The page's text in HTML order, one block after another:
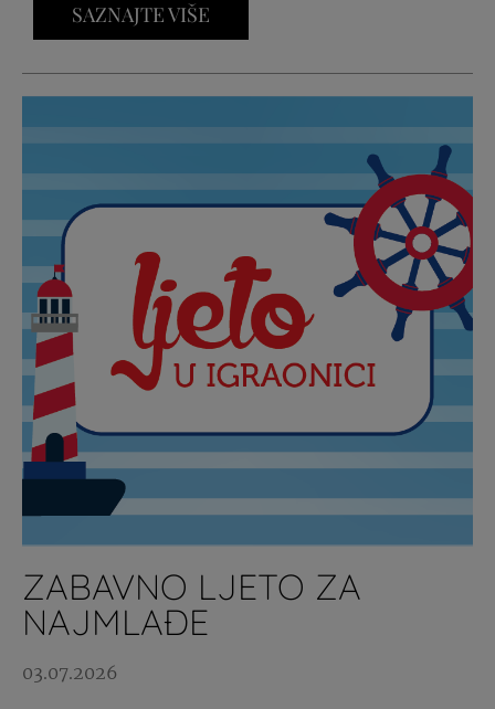
SAZNAJTE VIŠE
ZABAVNO LJETO ZA
NAJMLAĐE
03.07.2026